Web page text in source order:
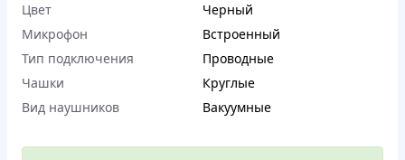
Цвет
Черный
Микрофон
Встроенный
Тип подключения
Проводные
Чашки
Круглые
Вид наушников
Вакуумные